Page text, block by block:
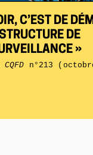
C’EST DE
DE
»
CQFD n°213